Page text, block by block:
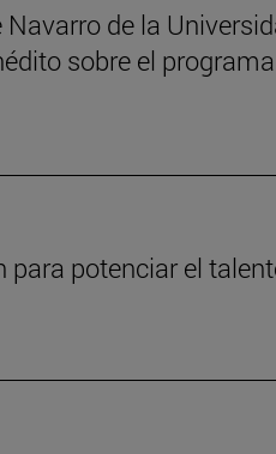
de la
sobre el
para potenciar el